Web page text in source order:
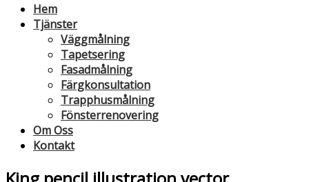
Hem
Tjänster
Väggmålning
Tapetsering
Fasadmålning
Färgkonsultation
Trapphusmålning
Fönsterrenovering
Om Oss
Kontakt